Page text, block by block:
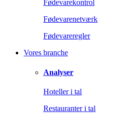
Fødevarekontrol
Fødevarenetværk
Fødevareregler
Vores branche
Analyser
Hoteller i tal
Restauranter i tal